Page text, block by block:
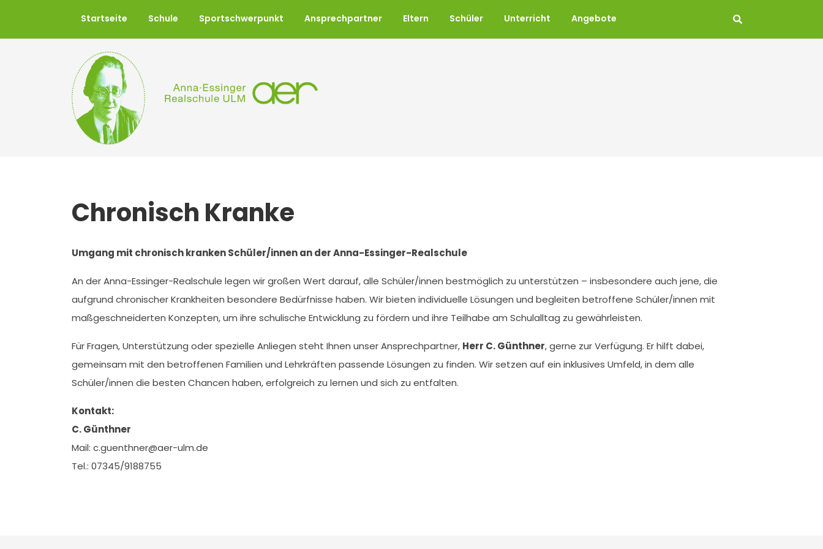
Startseite Schule Sportschwerpunkt Ansprechpartner Eltern Schüler Unterricht Angebote
Chronisch Kranke
Umgang mit chronisch kranken Schüler/innen an der Anna-Essinger-Realschule
An der Anna-Essinger-Realschule legen wir großen Wert darauf, alle Schüler/innen bestmöglich zu unterstützen – insbesondere auch jene, die
aufgrund chronischer Krankheiten besondere Bedürfnisse haben. Wir bieten individuelle Lösungen und begleiten betroffene Schüler/innen mit
maßgeschneiderten Konzepten, um ihre schulische Entwicklung zu fördern und ihre Teilhabe am Schulalltag zu gewährleisten.
Für Fragen, Unterstützung oder spezielle Anliegen steht Ihnen unser Ansprechpartner, Herr C. Günthner, gerne zur Verfügung. Er hilft dabei,
gemeinsam mit den betroffenen Familien und Lehrkräften passende Lösungen zu finden. Wir setzen auf ein inklusives Umfeld, in dem alle
Schüler/innen die besten Chancen haben, erfolgreich zu lernen und sich zu entfalten.
Kontakt:
C. Günthner
Mail: c.guenthner@aer-ulm.de
Tel.: 07345/9188755